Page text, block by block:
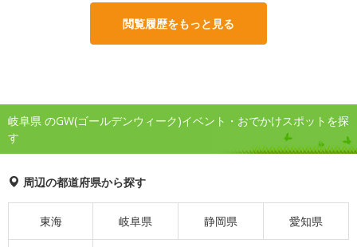
閲覧履歴をもっと見る
岐阜県 のGW(ゴールデンウィーク)イベント・おでかけスポットを探
す
周辺の都道府県から探す
東海 岐阜県 静岡県 愛知県